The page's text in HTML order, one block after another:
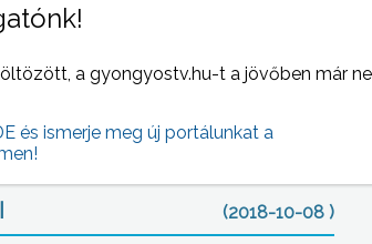
elé kitűzött távot. Az induló és célba érő
itallal várták.
(2018-10-08 )
a gyongyostv.hu-t a jövőben már
és ismerje meg új portálunkat a